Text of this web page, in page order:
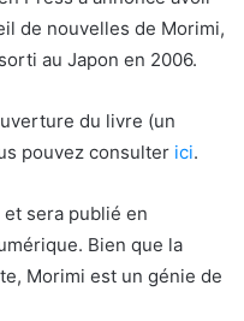
de nouvelles de Morimi,
au Japon en 2006.
du livre (un
pouvez consulter ici.
sera publié en
Bien que la
Morimi est un génie de